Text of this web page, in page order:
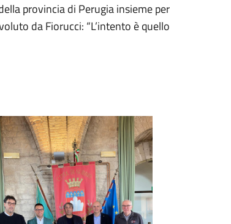
provincia di Perugia insieme per
da Fiorucci: “L’intento è quello